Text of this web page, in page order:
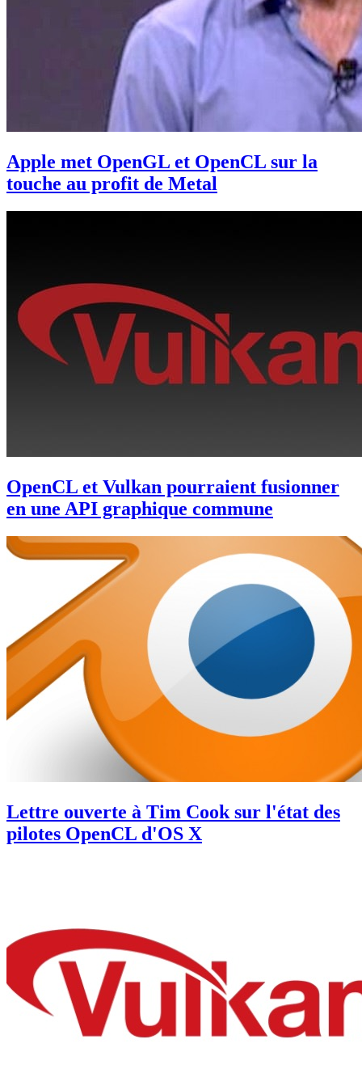
Apple met OpenGL et OpenCL sur la
touche au profit de Metal
OpenCL et Vulkan pourraient fusionner
en une API graphique commune
Lettre ouverte à Tim Cook sur l'état des
pilotes OpenCL d'OS X